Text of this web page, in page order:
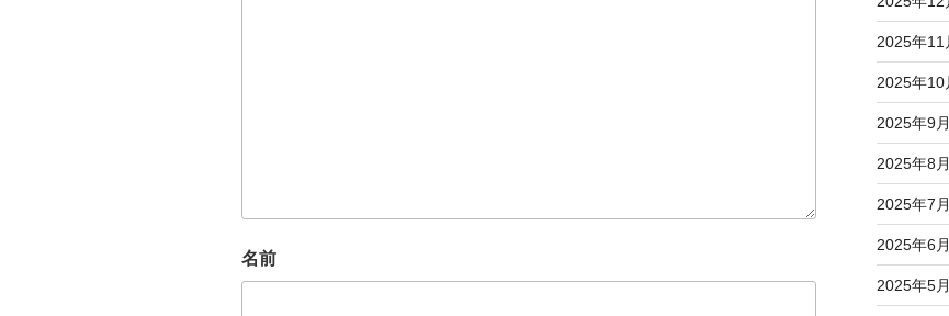
名前
2025年11
2025年10
2025年9月
2025年8月
2025年7月
2025年6月
2025年5月